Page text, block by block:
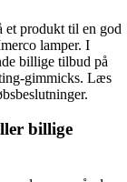
et produkt til en god
lamper. I
billige tilbud på
gimmicks. Læs
billige